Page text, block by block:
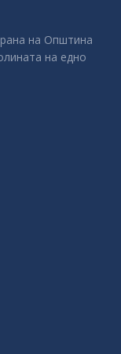
на Општина
на едно